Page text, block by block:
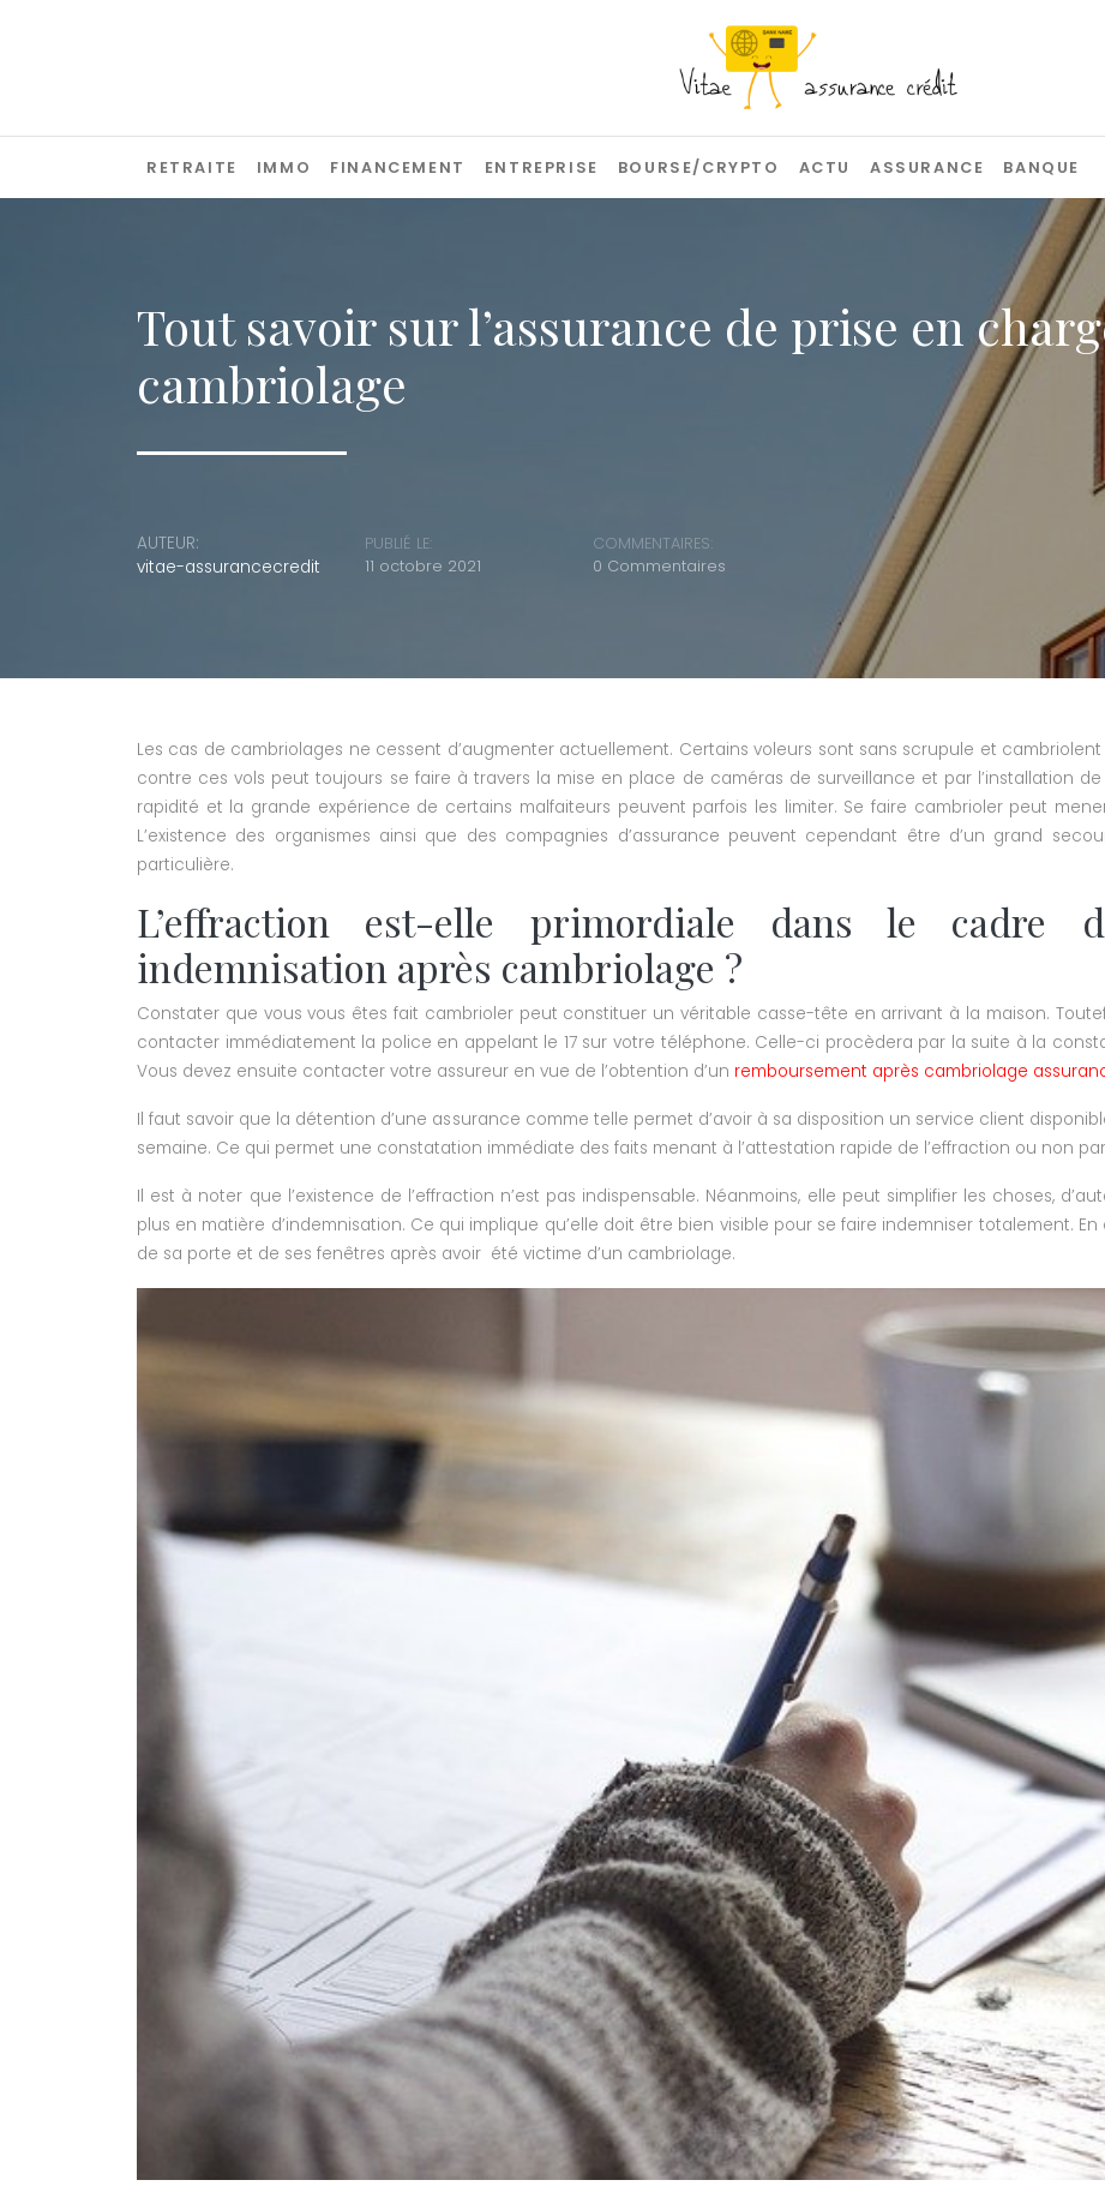
RETRAITE IMMO FINANCEMENT ENTREPRISE BOURSE/CRYPTO ACTU ASSURANCE BANQUE
Tout savoir sur l’assurance de prise en
cambriolage
AUTEUR:
vitae-assurancecredit
PUBLIÉ LE:
11 octobre 2021
COMMENTAIRES:
0 Commentaires
Les cas de cambriolages ne cessent d’augmenter actuellement. Certains voleurs sont sans scrupule et
contre ces vols peut toujours se faire à travers la mise en place de caméras de surveillance et par l’installation
rapidité et la grande expérience de certains malfaiteurs peuvent parfois les limiter. Se faire cambrioler peut
L’existence des organismes ainsi que des compagnies d’assurance peuvent cependant être d’un grand
particulière.
L’effraction est-elle primordiale dans le cadre
indemnisation après cambriolage ?
Constater que vous vous êtes fait cambrioler peut constituer un véritable casse-tête en arrivant à la maison.
contacter immédiatement la police en appelant le 17 sur votre téléphone. Celle-ci procèdera par la suite à la
Vous devez ensuite contacter votre assureur en vue de l’obtention d’un remboursement après cambriolage
Il faut savoir que la détention d’une assurance comme telle permet d’avoir à sa disposition un service client
semaine. Ce qui permet une constatation immédiate des faits menant à l’attestation rapide de l’effraction ou non
Il est à noter que l’existence de l’effraction n’est pas indispensable. Néanmoins, elle peut simplifier les choses,
plus en matière d’indemnisation. Ce qui implique qu’elle doit être bien visible pour se faire indemniser totalement.
de sa porte et de ses fenêtres après avoir été victime d’un cambriolage.